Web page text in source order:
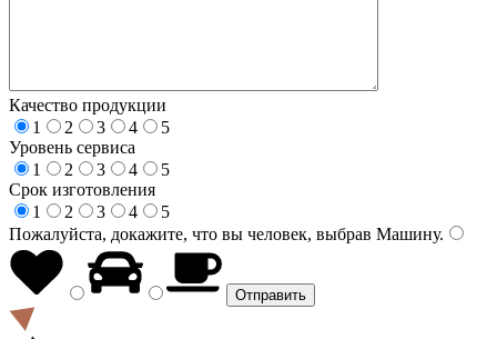
Качество продукции
1
2 3 4
5
Уровень сервиса
1
2 3 4
5
Срок изготовления
1
2 3 4
5
Пожалуйста, докажите, что вы человек, выбрав Машину.